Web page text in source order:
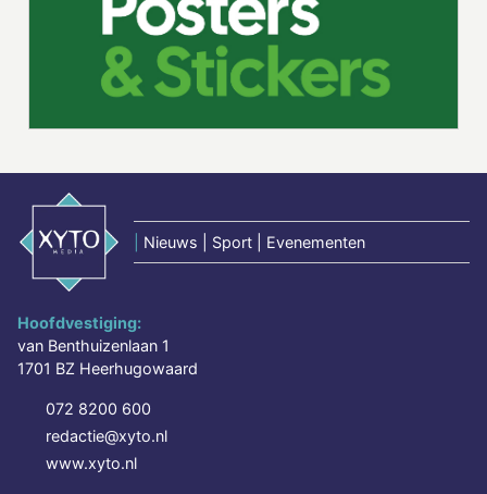
Nieuws | Sport | Evenementen
Hoofdvestiging:
van Benthuizenlaan 1
1701 BZ Heerhugowaard
072 8200 600
redactie@xyto.nl
www.xyto.nl